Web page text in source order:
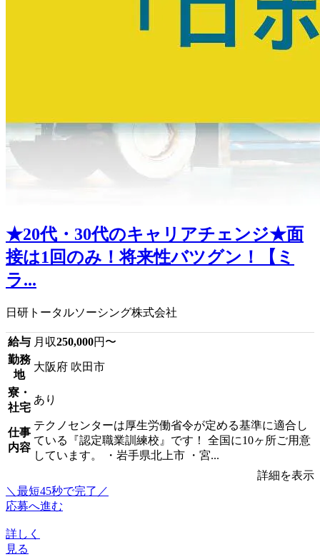
★20代・30代のキャリアチェンジ★面
接は1回のみ！将来性バツグン！【ミ
ラ...
日研トータルソーシング株式会社
給与 月収250,000円〜
勤務
地
大阪府 吹田市
寮・
社宅
あり
仕事
内容
テクノセンターは厚生労働省令が定める基準に適合し
ている『認定職業訓練校』です！ 全国に10ヶ所ご用意
しています。 ・岩手県北上市 ・宮...
詳細を表示
＼最短45秒で完了／
応募へ進む
詳しく
見る